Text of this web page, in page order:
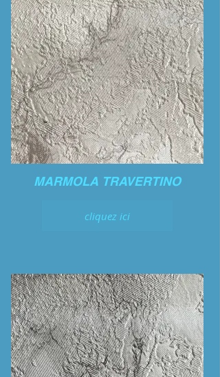
MARMOLA TRAVERTINO
cliquez ici